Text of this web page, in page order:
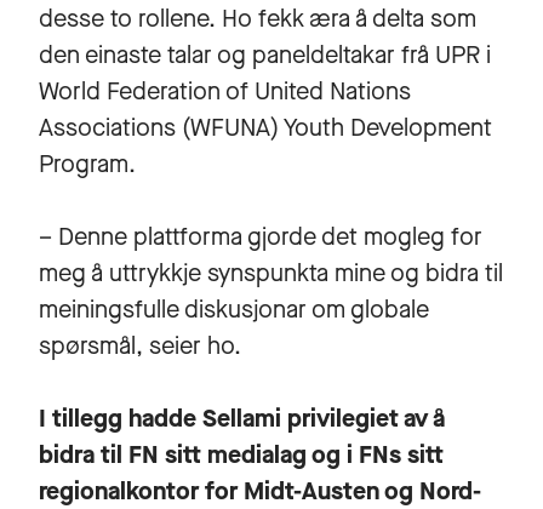
desse to rollene. Ho fekk æra å delta som
den einaste talar og paneldeltakar frå UPR i
World Federation of United Nations
Associations (WFUNA) Youth Development
Program.
– Denne plattforma gjorde det mogleg for
meg å uttrykkje synspunkta mine og bidra til
meiningsfulle diskusjonar om globale
spørsmål, seier ho.
I tillegg hadde Sellami privilegiet av å
bidra til FN sitt medialag og i FNs sitt
regionalkontor for Midt-Austen og Nord-